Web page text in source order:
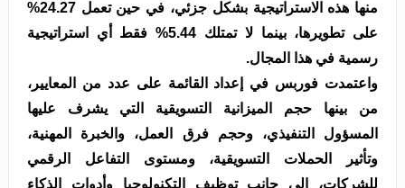
منها هذه الاستراتيجية بشكل جزئي، في حين تعمل 24.27%
على تطويرها، بينما لا تمتلك 5.44% فقط أي استراتيجية
رسمية في هذا المجال.
واعتمدت فوربس في إعداد القائمة على عدد من المعايير،
من بينها حجم الميزانية التسويقية التي يشرف عليها
المسؤول التنفيذي، وحجم فرق العمل، والخبرة المهنية،
وتأثير الحملات التسويقية، ومستوى التفاعل الرقمي
للشركات، إلى جانب توظيف التكنولوجيا وأدوات الذكاء